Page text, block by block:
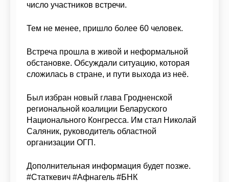
число участников встречи.
Тем не менее, пришло более 60 человек.
Встреча прошла в живой и неформальной
обстановке. Обсуждали ситуацию, которая
сложилась в стране, и пути выхода из неё.
Был избран новый глава Гродненской
региональной коалиции Беларуского
Национального Конгресса. Им стал Николай
Саляник, руководитель областной
организации ОГП.
Дополнительная информация будет позже.
#Статкевич #Афнагель #БНК